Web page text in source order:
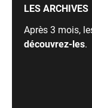
LES ARCHIVES
Après 3 mois,
découvrez-les.